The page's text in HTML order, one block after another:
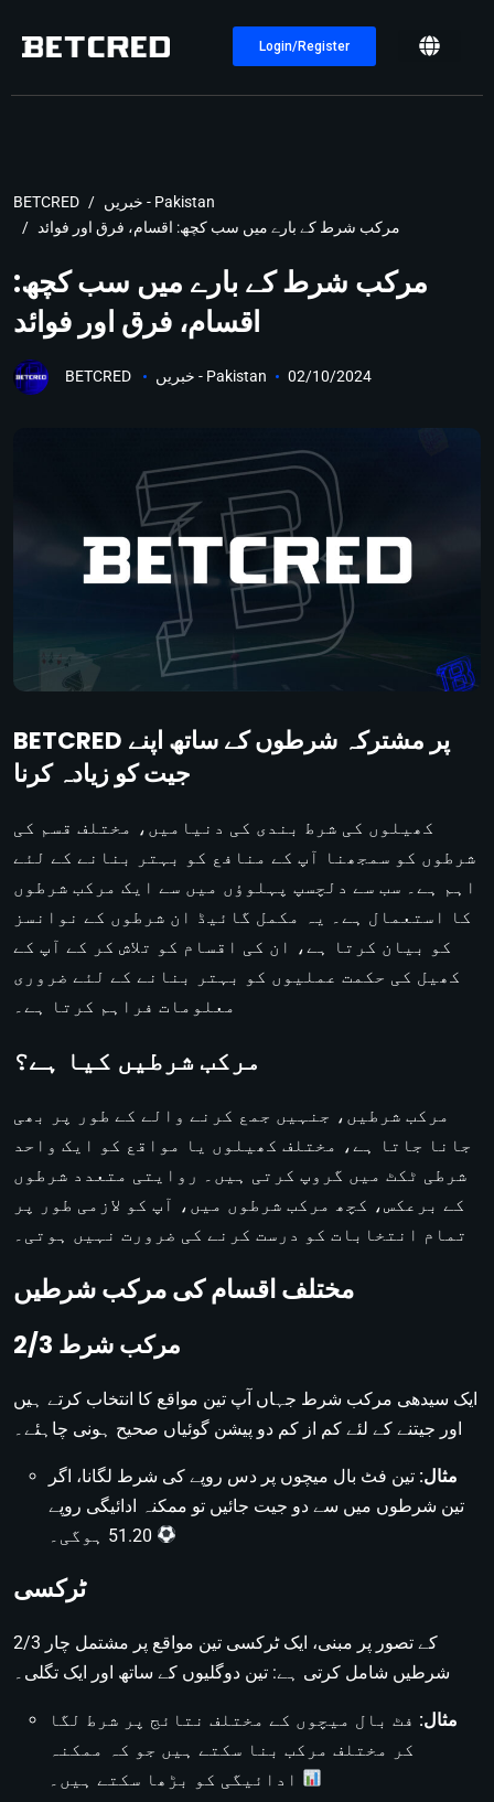
Login/Register
BETCRED
خبریں - Pakistan
مرکب شرط کے بارے میں سب کچھ: اقسام، فرق اور فوائد
مرکب شرط کے بارے میں سب کچھ:
اقسام، فرق اور فوائد
BETCRED خبریں - Pakistan 02/10/2024
BETCRED پر مشترکہ شرطوں کے ساتھ اپنے
جیت کو زیادہ کرنا
کھیلوں کی شرط بندی کی دنیامیں، مختلف قسم کی
شرطوں کو سمجھنا آپ کے منافع کو بہتر بنانے کے لئے
اہم ہے۔ سب سے دلچسپ پہلوؤں میں سے ایک مرکب شرطوں
کا استعمال ہے۔ یہ مکمل گائیڈ ان شرطوں کے نوانسز
کو بیان کرتا ہے، ان کی اقسام کو تلاش کر کے آپ کے
کھیل کی حکمت عملیوں کو بہتر بنانے کے لئے ضروری
معلومات فراہم کرتا ہے۔
مرکب شرطیں کیا ہے؟
مرکب شرطیں، جنہیں جمع کرنے والے کے طور پر بھی
جانا جاتا ہے، مختلف کھیلوں یا مواقع کو ایک واحد
شرطی ٹکٹ میں گروپ کرتی ہیں۔ روایتی متعدد شرطوں
کے برعکس، کچھ مرکب شرطوں میں، آپ کو لازمی طور پر
تمام انتخابات کو درست کرنے کی ضرورت نہیں ہوتی۔
مختلف اقسام کی مرکب شرطیں
مرکب شرط 2/3
ایک سیدھی مرکب شرط جہاں آپ تین مواقع کا انتخاب کرتے ہیں
اور جیتنے کے لئے کم از کم دو پیشن گوئیاں صحیح ہونی چاہئے۔
مثال: تین فٹ بال میچوں پر دس روپے کی شرط لگانا، اگر
تین شرطوں میں سے دو جیت جائیں تو ممکنہ ادائیگی روپے
ٹرکسی
2/3 کے تصور پر مبنی، ایک ٹرکسی تین مواقع پر مشتمل چار
شرطیں شامل کرتی ہے: تین دوگلیوں کے ساتھ اور ایک تگلی۔
مثال: فٹ بال میچوں کے مختلف نتائج پر شرط لگا
کر مختلف مرکب بنا سکتے ہیں جو کہ ممکنہ